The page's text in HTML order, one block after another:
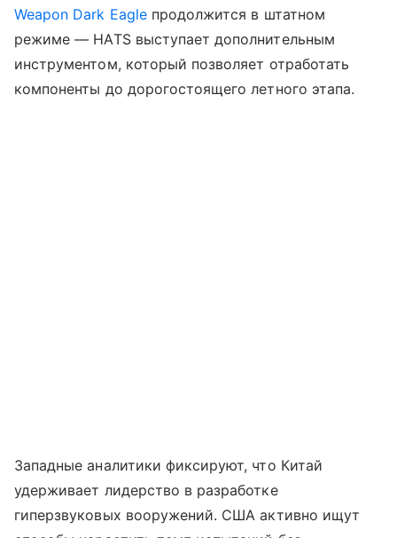
Weapon Dark Eagleпродолжится в штатном
режиме — HATS выступает дополнительным
инструментом, который позволяет отработать
компоненты до дорогостоящего летного этапа.
Западные аналитики фиксируют, что Китай
удерживает лидерство в разработке
гиперзвуковых вооружений. США активно ищут